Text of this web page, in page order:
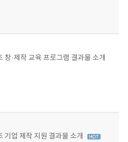
·제작 교육 프로그램 결과물 소개
업 제작 지원 결과물 소개